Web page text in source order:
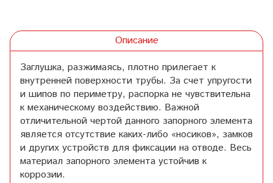
Описание
Заглушка, разжимаясь, плотно прилегает к
внутренней поверхности трубы. За счет упругости
и шипов по периметру, распорка не чувствительна
к механическому воздействию. Важной
отличительной чертой данного запорного элемента
является отсутствие каких-либо «носиков», замков
и других устройств для фиксации на отводе. Весь
материал запорного элемента устойчив к
коррозии.